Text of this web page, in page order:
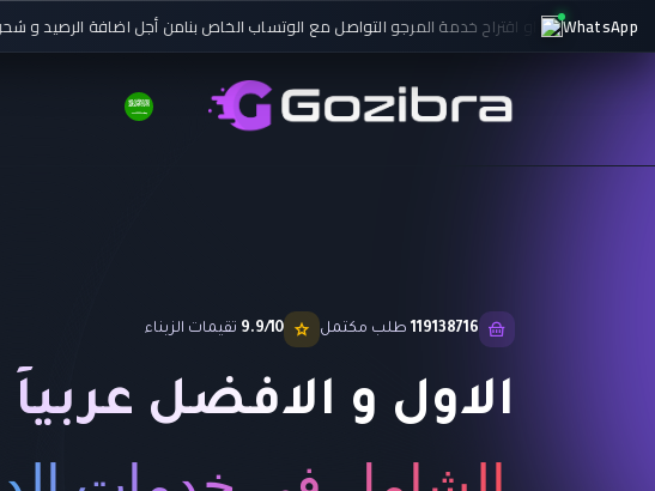
WhatsApp من أجل اضافة الرصيد و شحناو اقتراح خدمة المرجو التواصل مع الوتساب الخاص بنا
119138716 طلب مكتمل 9.9/10 تقيمات الزبناء
الاول و الافضل عربياً